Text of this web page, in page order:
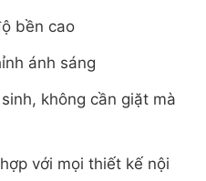
bền cao
ánh sáng
không cần giặt mà
với mọi thiết kế nội